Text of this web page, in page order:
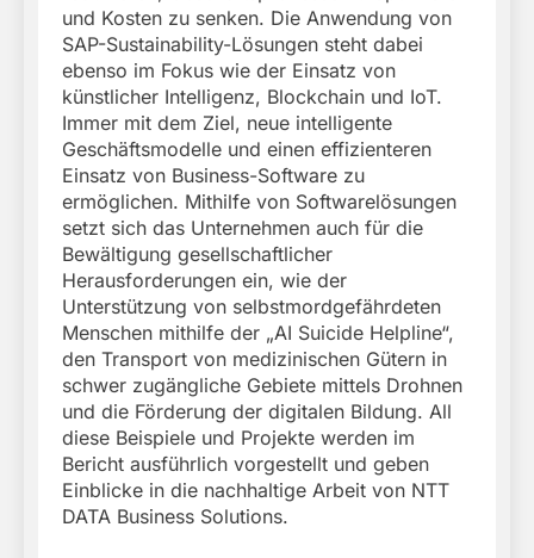
und Kosten zu senken. Die Anwendung von
SAP-Sustainability-Lösungen steht dabei
ebenso im Fokus wie der Einsatz von
künstlicher Intelligenz, Blockchain und IoT.
Immer mit dem Ziel, neue intelligente
Geschäftsmodelle und einen effizienteren
Einsatz von Business-Software zu
ermöglichen. Mithilfe von Softwarelösungen
setzt sich das Unternehmen auch für die
Bewältigung gesellschaftlicher
Herausforderungen ein, wie der
Unterstützung von selbstmordgefährdeten
Menschen mithilfe der „AI Suicide Helpline“,
den Transport von medizinischen Gütern in
schwer zugängliche Gebiete mittels Drohnen
und die Förderung der digitalen Bildung. All
diese Beispiele und Projekte werden im
Bericht ausführlich vorgestellt und geben
Einblicke in die nachhaltige Arbeit von NTT
DATA Business Solutions.